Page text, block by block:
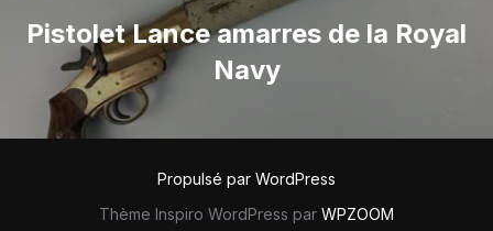
l’article
précédent
Pistolet Lance amarres de la Royal
Navy
Propulsé par WordPress
Thème Inspiro WordPress par WPZOOM